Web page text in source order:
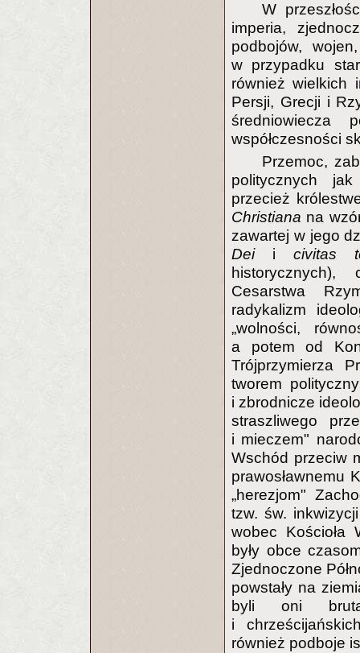
W
imperia,
podbojów,
w przypadku
również wielkich
Persji, Grecji i
średniowiecza
współczesności
Przemoc,
politycznych
przecież
Christiana na
zawartej w jego
Deiicivitas
Cesarstwa
radykalizm
„wolności,
a potem od
Trójprzymierza
tworem
i zbrodnicze
straszliwego
i mieczem"
Wschód przeciw
prawosławnemu
„herezjom"
tzw. św.
wobec Kościoła
były obce
Zjednoczone
powstały na
byli oni
i
również podboje